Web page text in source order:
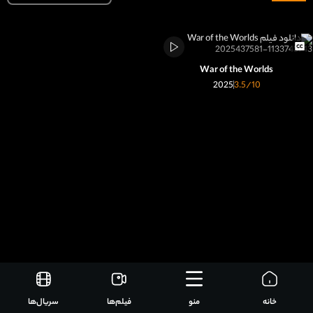
War of the Worlds
20253.5/10
خانه منو فیلم‌ها سریال‌ها